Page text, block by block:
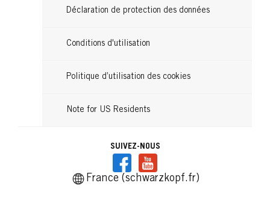
Déclaration de protection des données
Conditions d'utilisation
Politique d’utilisation des cookies
Note for US Residents
SUIVEZ-NOUS
France (schwarzkopf.fr)